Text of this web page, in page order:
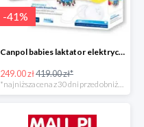
-41%
Canpol babies laktator elektryczny EASY NATURAL -40%
249.00 zł419.00 zł*